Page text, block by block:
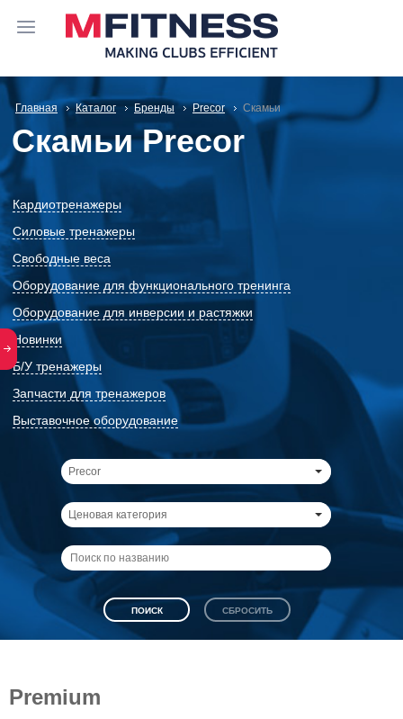
Главная Каталог Бренды Precor Скамьи
Скамьи Precor
Кардиотренажеры
Силовые тренажеры
Свободные веса
Оборудование для функционального тренинга
Оборудование для инверсии и растяжки
Новинки
Б/У тренажеры
Запчасти для тренажеров
Выставочное оборудование
Precor
Ценовая категория
Premium